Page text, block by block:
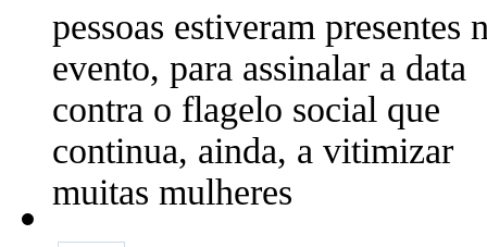
pessoas estiveram presentes
evento, para assinalar a data
contra o flagelo social que
continua, ainda, a vitimizar
muitas mulheres